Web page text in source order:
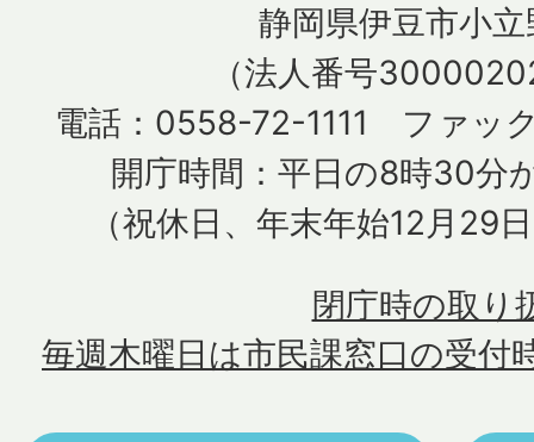
静岡県伊豆市小
（法人番号
電話：0558-72-1111 ファッ
開庁時間：平日の8時30分
（祝休日、年末年始12月29
毎週木曜日は市民課窓口の受付
閉庁時の取り